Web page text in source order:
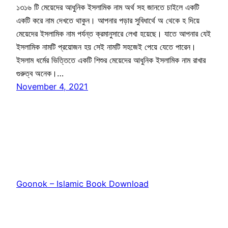
১৩১৬ টি মেয়েদের আধুনিক ইসলামিক নাম অর্থ সহ জানতে চাইলে একটি
একটি করে নাম দেখতে থাকুন। আপনার পড়ার সুবিধার্থে অ থেকে হ দিয়ে
মেয়েদের ইসলামিক নাম পর্যন্ত ক্রমানুসারে লেখা হয়েছে। যাতে আপনার যেই
ইসলামিক নামটি প্রয়োজন হয় সেই নামটি সহজেই পেয়ে যেতে পারেন।
ইসলাম ধর্মের ভিত্তিতে একটি শিশুর মেয়েদের আধুনিক ইসলামিক নাম রাখার
গুরুত্ব অনেক।…
November 4, 2021
Goonok – Islamic Book Download